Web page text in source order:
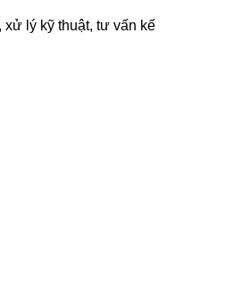
lý kỹ thuật, tư vấn kế